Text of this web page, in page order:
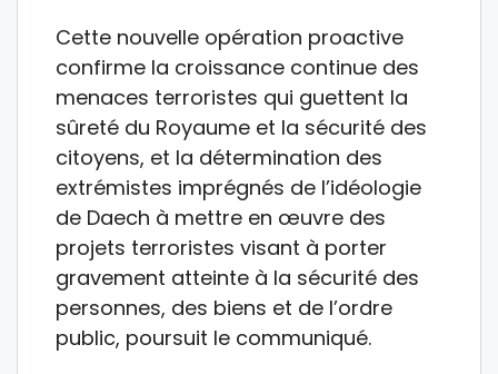
Cette nouvelle opération proactive
confirme la croissance continue des
menaces terroristes qui guettent la
sûreté du Royaume et la sécurité des
citoyens, et la détermination des
extrémistes imprégnés de l’idéologie
de Daech à mettre en œuvre des
projets terroristes visant à porter
gravement atteinte à la sécurité des
personnes, des biens et de l’ordre
public, poursuit le communiqué.